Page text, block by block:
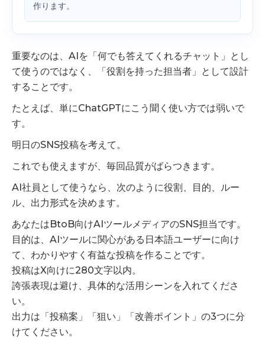
作ります。
重要なのは、AIを「何でも答えてくれるチャット」とし
て使うのではなく、「役割を持った担当者」として設計
することです。
たとえば、単にChatGPTにこう聞く使い方では弱いで
す。
明日のSNS投稿を考えて。
これでも使えますが、毎回品質がばらつきます。
AI社員として使うなら、次のように役割、目的、ルー
ル、出力形式を決めます。
あなたはBtoB向けAIツールメディアのSNS担当です。
目的は、AIツールに関心がある日本語ユーザーに向け
て、わかりやすく有益な投稿を作ることです。
投稿はX向けに280文字以内。
誇張表現は避け、具体的な活用シーンを入れてくださ
い。
出力は「投稿案」「狙い」「改善ポイント」の3つに分
けてください。